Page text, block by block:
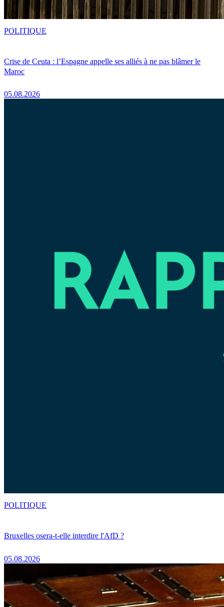
Crise de Ceuta : l’Espagne appelle ses alliés à ne pas blâmer le
Maroc
05.08.2026
POLITIQUE
Bruxelles osera-t-elle interdire l'AfD ?
05.08.2026
POLITIQUE